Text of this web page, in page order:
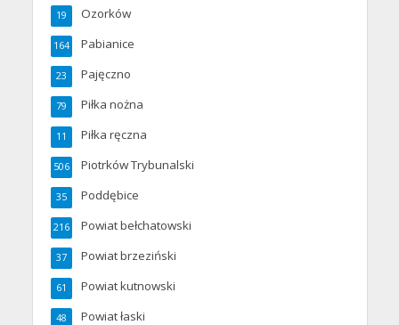
Ozorków
19
Pabianice
164
Pajęczno
23
Piłka nożna
79
Piłka ręczna
11
Piotrków Trybunalski
506
Poddębice
35
Powiat bełchatowski
216
Powiat brzeziński
37
Powiat kutnowski
61
Powiat łaski
48